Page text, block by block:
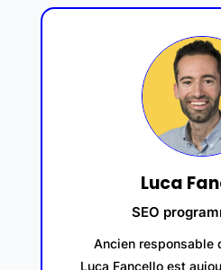
Luca
SEO
Ancien responsable
Luca Fancello est